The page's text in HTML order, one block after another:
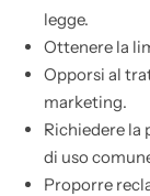
legge.
Ottenere la
Opporsi al
marketing.
Richiedere
di uso
Proporre